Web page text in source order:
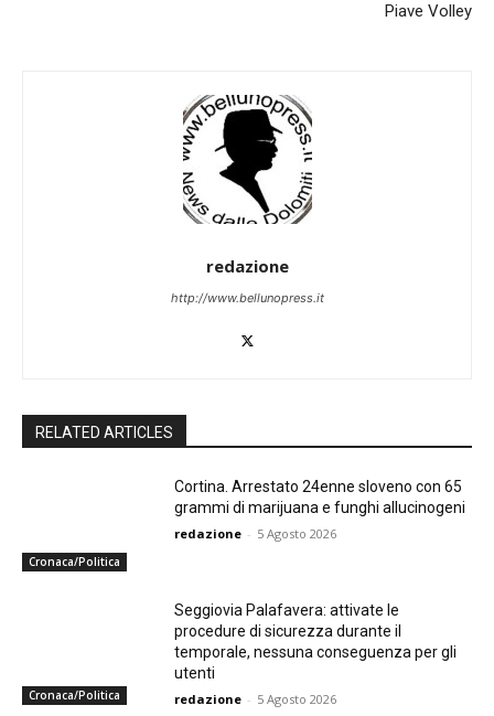
Piave Volley
redazione
http://www.bellunopress.it
RELATED ARTICLES
Cronaca/Politica
Cortina. Arrestato 24enne sloveno con 65
grammi di marijuana e funghi allucinogeni
redazione - 5 Agosto 2026
Cronaca/Politica
Seggiovia Palafavera: attivate le
procedure di sicurezza durante il
temporale, nessuna conseguenza per gli
utenti
redazione - 5 Agosto 2026